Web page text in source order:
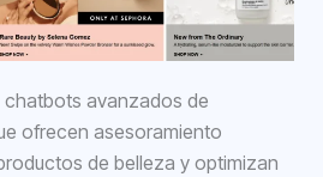
chatbots avanzados de
ofrecen asesoramiento
de belleza y optimizan